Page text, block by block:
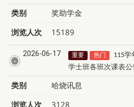
类别
奖助学金
浏览人次
15189
2026-06-17 重要 热门 115学
学士班各班次课表公
类别
哈烧讯息
浏览人次
3128